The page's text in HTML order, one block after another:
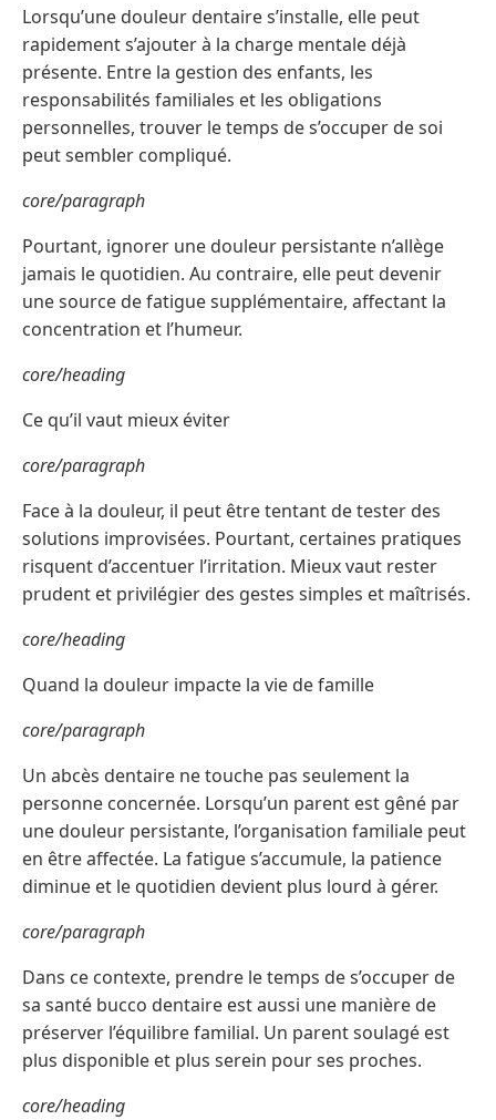
Lorsqu’une douleur dentaire s’installe, elle peut
rapidement s’ajouter à la charge mentale déjà
présente. Entre la gestion des enfants, les
responsabilités familiales et les obligations
personnelles, trouver le temps de s’occuper de soi
peut sembler compliqué.
core/paragraph
Pourtant, ignorer une douleur persistante n’allège
jamais le quotidien. Au contraire, elle peut devenir
une source de fatigue supplémentaire, affectant la
concentration et l’humeur.
core/heading
Ce qu’il vaut mieux éviter
core/paragraph
Face à la douleur, il peut être tentant de tester des
solutions improvisées. Pourtant, certaines pratiques
risquent d’accentuer l’irritation. Mieux vaut rester
prudent et privilégier des gestes simples et maîtrisés.
core/heading
Quand la douleur impacte la vie de famille
core/paragraph
Un abcès dentaire ne touche pas seulement la
personne concernée. Lorsqu’un parent est gêné par
une douleur persistante, l’organisation familiale peut
en être affectée. La fatigue s’accumule, la patience
diminue et le quotidien devient plus lourd à gérer.
core/paragraph
Dans ce contexte, prendre le temps de s’occuper de
sa santé bucco dentaire est aussi une manière de
préserver l’équilibre familial. Un parent soulagé est
plus disponible et plus serein pour ses proches.
core/heading